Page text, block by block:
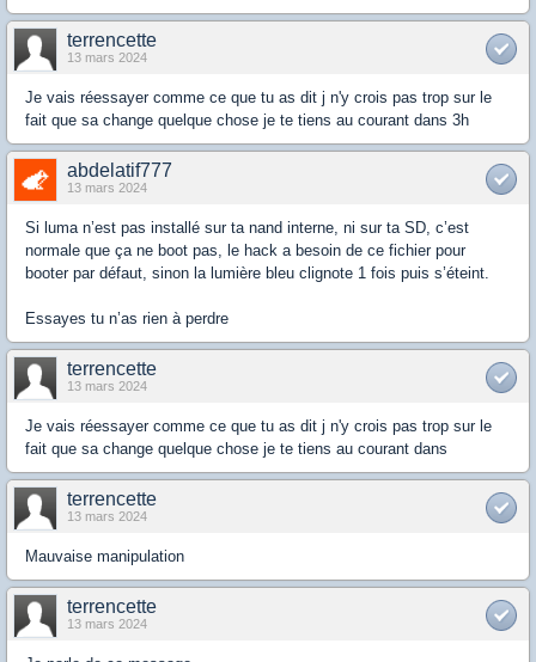
terrencette
13 mars 2024
Je vais réessayer comme ce que tu as dit j n'y crois pas trop sur le
fait que sa change quelque chose je te tiens au courant dans 3h
abdelatif777
13 mars 2024
Si luma n’est pas installé sur ta nand interne, ni sur ta SD, c’est
normale que ça ne boot pas, le hack a besoin de ce fichier pour
booter par défaut, sinon la lumière bleu clignote 1 fois puis s’éteint.
Essayes tu n’as rien à perdre
terrencette
13 mars 2024
Je vais réessayer comme ce que tu as dit j n'y crois pas trop sur le
fait que sa change quelque chose je te tiens au courant dans
terrencette
13 mars 2024
Mauvaise manipulation
terrencette
13 mars 2024